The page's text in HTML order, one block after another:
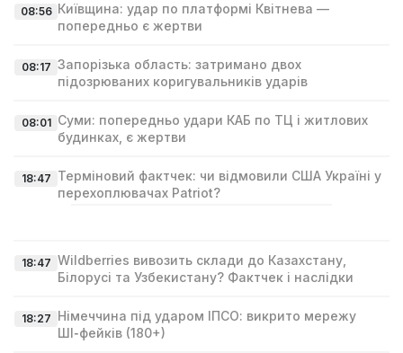
08:56 Київщина: удар по платформі Квітнева —
попередньо є жертви
08:17 Запорізька область: затримано двох
підозрюваних коригувальників ударів
08:01 Суми: попередньо удари КАБ по ТЦ і житлових
будинках, є жертви
18:47 Терміновий фактчек: чи відмовили США Україні у
перехоплювачах Patriot?
18:47 Wildberries вивозить склади до Казахстану,
Білорусі та Узбекистану? Фактчек і наслідки
18:27 Німеччина під ударом ІПСО: викрито мережу
ШІ‑фейків (180+)